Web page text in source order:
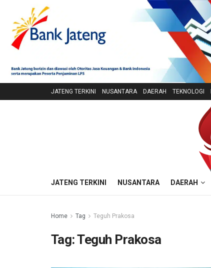
JATENG TERKINI NUSANTARA DAERAH TEKNOLOGI
JATENG TERKINI NUSANTARA DAERAH
Home Tag Teguh Prakosa
Tag:Teguh Prakosa